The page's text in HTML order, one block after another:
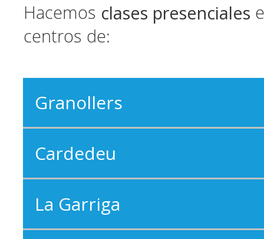
Hacemos clases presenciales
centros de:
Granollers
Cardedeu
La Garriga